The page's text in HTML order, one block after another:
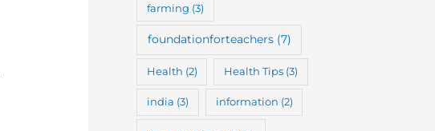
farming (3)
foundationforteachers(7)
Health (2) Health Tips (3)
india (3) information (2)